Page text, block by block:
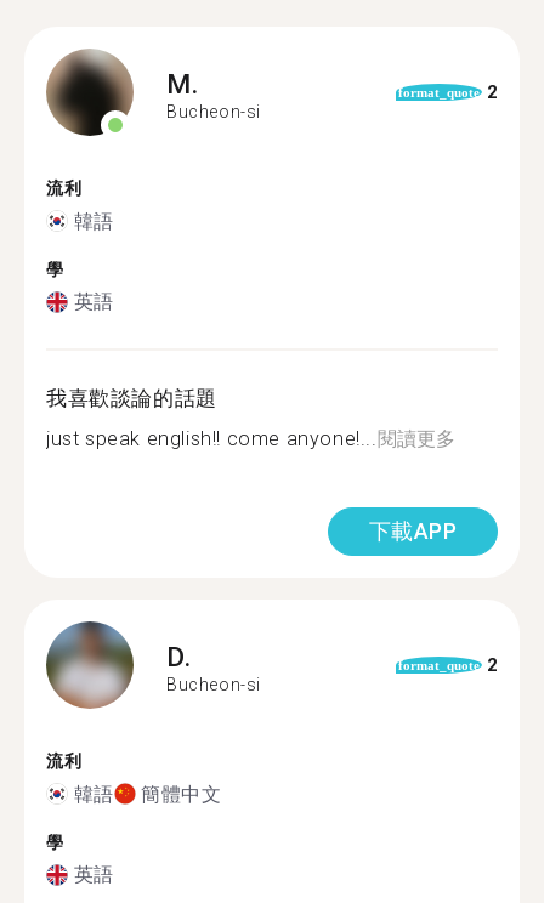
M.
Bucheon-si
format_quote 2
流利
韓語
學
英語
我喜歡談論的話題
just speak english!! come anyone!...閱讀更多
下載APP
D.
Bucheon-si
format_quote 2
流利
韓語 簡體中文
學
英語